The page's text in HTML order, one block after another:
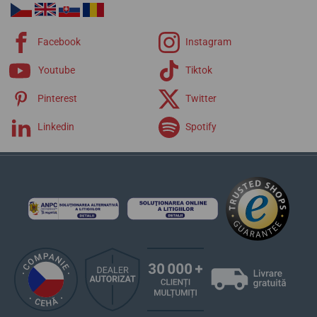
Facebook Instagram
Youtube Tiktok
Pinterest Twitter
Linkedin Spotify